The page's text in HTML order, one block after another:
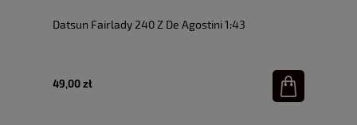
Datsun Fairlady 240 Z De Agostini 1:43
49,00 zł